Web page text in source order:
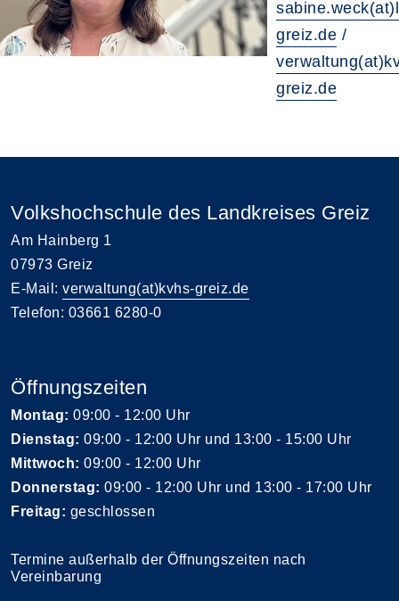
greiz.de /
greiz.de
Volkshochschule des Landkreises Greiz
Am Hainberg 1
07973 Greiz
E-Mail: verwaltung(at)kvhs-greiz.de
Telefon: 03661 6280-0
Öffnungszeiten
Montag: 09:00 - 12:00 Uhr
Dienstag: 09:00 - 12:00 Uhr und 13:00 - 15:00 Uhr
Mittwoch: 09:00 - 12:00 Uhr
Donnerstag: 09:00 - 12:00 Uhr und 13:00 - 17:00 Uhr
Freitag: geschlossen
Termine außerhalb der Öffnungszeiten nach
Vereinbarung